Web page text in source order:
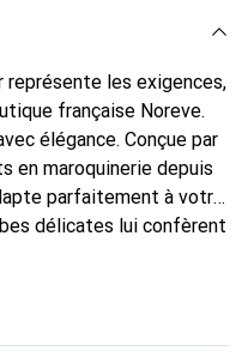
représente les exigences,
française Noreve.
élégance. Conçue par
en maroquinerie depuis
parfaitement à votre
délicates lui confèrent
Reconnaître
une clientèle